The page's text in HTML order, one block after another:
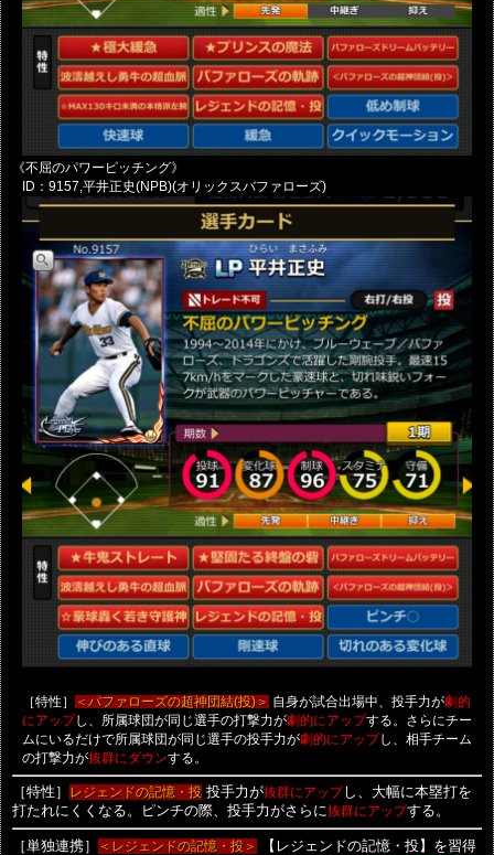
《不屈のパワーピッチング》
ID：9157,平井正史(NPB)(オリックスバファローズ)
［特性］ ＜バファローズの超神団結(投)＞ 自身が試合出場中、投手力が劇的
にアップし、所属球団が同じ選手の打撃力が劇的にアップする。さらにチー
ムにいるだけで所属球団が同じ選手の投手力が劇的にアップし、相手チーム
の打撃力が抜群にダウンする。
［特性］ レジェンドの記憶・投 投手力が抜群にアップし、大幅に本塁打を
打たれにくくなる。ピンチの際、投手力がさらに抜群にアップする。
［単独連携］ ＜レジェンドの記憶・投＞
【レジェンドの記憶・投】を習得